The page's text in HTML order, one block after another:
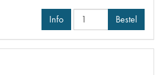
Info Bestel